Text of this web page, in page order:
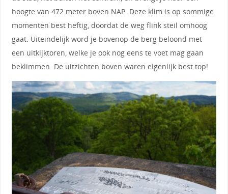
hoogte van 472 meter boven NAP. Deze klim is op sommige
momenten best heftig, doordat de weg flink steil omhoog
gaat. Uiteindelijk word je bovenop de berg beloond met
een uitkijktoren, welke je ook nog eens te voet mag gaan
beklimmen. De uitzichten boven waren eigenlijk best top!